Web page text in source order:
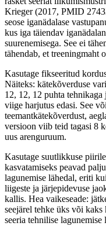
Krieger (2017, PMID
seose iganädalase
kus iga täiendav
suurenemisega. See ei
tähendab, et treeningmaht
Kasutage fikseeritud
Näiteks: kätekõverduse
12, 12, 12 puhta
viige harjutus edasi. See
teemantkätekõverdust,
versioon viib teid tagasi 8
uus arenguruum.
Kasutage suutlikkuse
kasvatamiseks peavad
lagunemise lähedal, eriti
liigeste ja järjepidevuse
kallis. Hea vaikeseade:
seejärel tehke üks või
seeria tehnilise lagunemise